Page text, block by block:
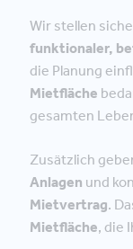
Wir stellen
funktionaler,
die Planung
Mietfläche
gesamten
Zusätzlich
Anlagen und
Mietvertrag.
Mietfläche, die